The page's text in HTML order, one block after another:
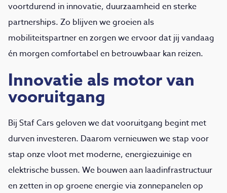
voortdurend in innovatie, duurzaamheid en sterke
partnerships. Zo blijven we groeien als
mobiliteitspartner en zorgen we ervoor dat jij vandaag
én morgen comfortabel en betrouwbaar kan reizen.
Innovatie als motor van
vooruitgang
Bij Staf Cars geloven we dat vooruitgang begint met
durven investeren. Daarom vernieuwen we stap voor
stap onze vloot met moderne, energiezuinige en
elektrische bussen. We bouwen aan laadinfrastructuur
en zetten in op groene energie via zonnepanelen op